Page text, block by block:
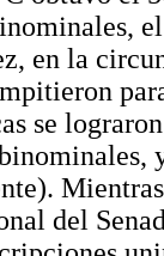
en la
se
del